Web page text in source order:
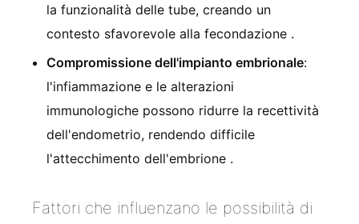
la funzionalità delle tube, creando un
contesto sfavorevole alla fecondazione .
Compromissione dell'impianto embrionale:
l'infiammazione e le alterazioni
immunologiche possono ridurre la recettività
dell'endometrio, rendendo difficile
l'attecchimento dell'embrione .
Fattori che influenzano le possibilità di